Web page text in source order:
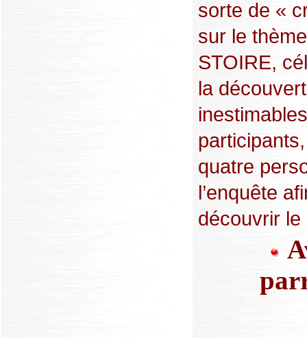
sorte de «
sur le
STOIRE,
la
quatre
l’enquête
découvrir